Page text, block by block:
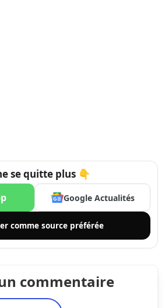
se quitte plus 👇
Google Actualités
comme source préférée
commentaire